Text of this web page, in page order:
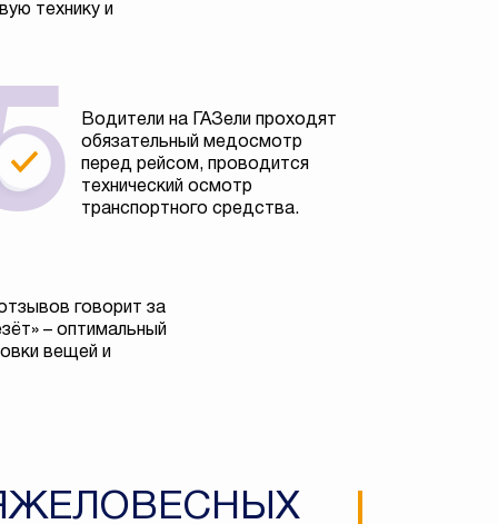
технику и
Водители на ГАЗели проходят
обязательный медосмотр
перед рейсом, проводится
технический осмотр
транспортного средства.
говорит за
– оптимальный
вещей и